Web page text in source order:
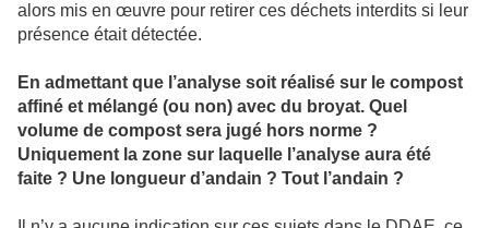
alors mis en œuvre pour retirer ces déchets interdits si leur
présence était détectée.
En admettant que l’analyse soit réalisé sur le compost
affiné et mélangé (ou non) avec du broyat. Quel
volume de compost sera jugé hors norme ?
Uniquement la zone sur laquelle l’analyse aura été
faite ? Une longueur d’andain ? Tout l’andain ?